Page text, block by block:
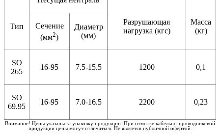
Тип
Разрушающая
нагрузка (кгс)
Масса
(кг)
Сечение
(мм2)
Диаметр
(мм)
SO
265
16-95 7.5-15.5 1200 0,1
SO
69.95
16-95 7.0-16.5 2200 0,23
Внимание! Цены указаны за упаковку продукции. При отмотке кабельно-проводниковой
продукции цены могут отличаться. Не является публичной офертой.